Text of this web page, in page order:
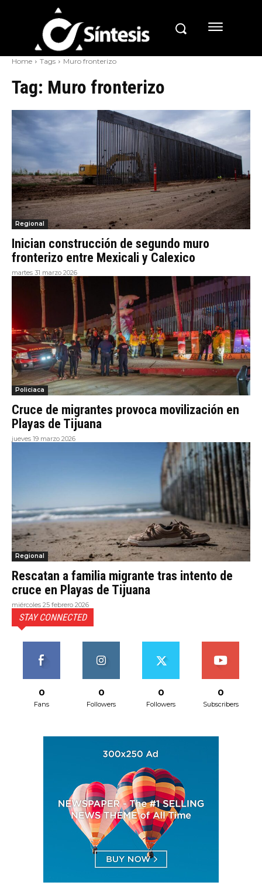
Home Tags Muro fronterizo
Tag: Muro fronterizo
Regional
Inician construcción de segundo muro
fronterizo entre Mexicali y Calexico
martes 31 marzo 2026
Policiaca
Cruce de migrantes provoca movilización en
Playas de Tijuana
jueves 19 marzo 2026
Regional
Rescatan a familia migrante tras intento de
cruce en Playas de Tijuana
miércoles 25 febrero 2026
STAY CONNECTED
0
Fans
0
Followers
0
Followers
0
Subscribers